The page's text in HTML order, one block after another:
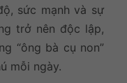
sức mạnh và sự
trở nên độc lập,
“ông bà cụ non”
mỗi ngày.